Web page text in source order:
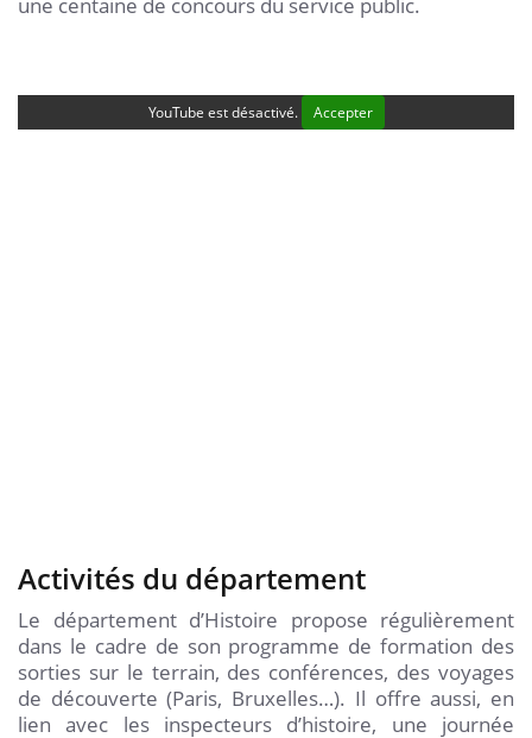
YouTube est désactivé. Accepter
Activités du département
Le département d’Histoire propose régulièrement
dans le cadre de son programme de formation des
sorties sur le terrain, des conférences, des voyages
de découverte (Paris, Bruxelles…). Il offre aussi, en
lien avec les inspecteurs d’histoire, une journée